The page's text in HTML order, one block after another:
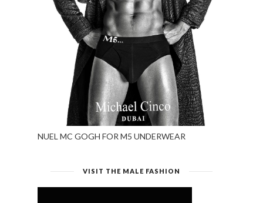
NUEL MC GOGH FOR M5 UNDERWEAR
VISIT THE MALE FASHION